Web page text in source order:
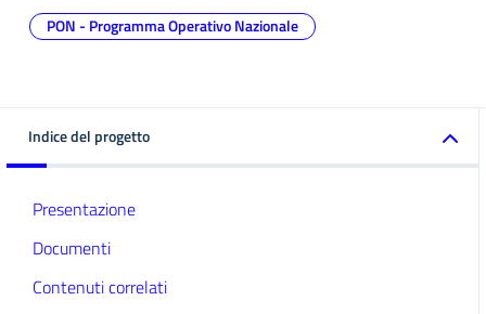
PON - Programma Operativo Nazionale
Indice del progetto
Presentazione
Documenti
Contenuti correlati